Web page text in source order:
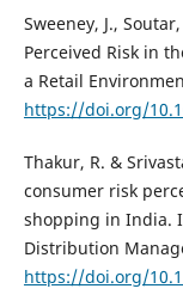
Sweeney, J.,
Perceived Risk in
a Retail
https://doi.org/
Thakur, R. &
consumer risk
shopping in India.
Distribution
https://doi.org/